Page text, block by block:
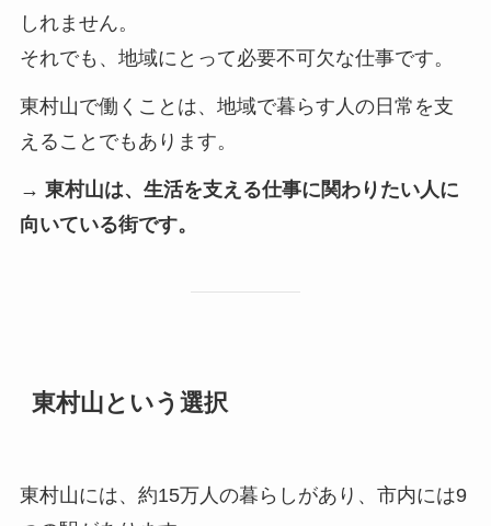
しれません。
それでも、地域にとって必要不可欠な仕事です。
東村山で働くことは、地域で暮らす人の日常を支
えることでもあります。
→ 東村山は、生活を支える仕事に関わりたい人に
向いている街です。
東村山という選択
東村山には、約15万人の暮らしがあり、市内には9